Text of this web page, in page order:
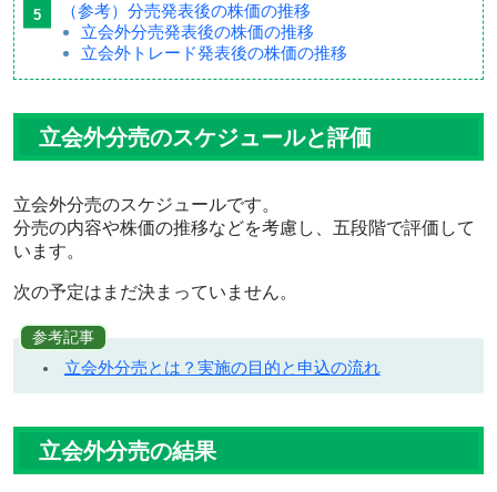
6/18 アイ・ケイ・ケイホールディングス（2198）の分売
日は6月19日、分売価格は660円、割引率は
フリークアウトHD（6094）の翌始値は516円（-
交換できるくん（7695）の立会外トレードを追記。
6/15
フリークアウトHD（6094）の分売日は6月16日、分
6/15 フリークアウトHD（6094）のコメントを更新。
6/7 フリークアウトHD（6094）の立会外トレードを追
記。
5/29
エアークローゼット（9557）の翌始値は159円
（-0.6％↓）。損益は-100円。
5/28
5/28 エアークローゼット（9557）の分売日は5月29日、
は0円。
5/26
パワーソリューションズ（4450）の翌始値は1,930円
（参考）分売発表後の株価の推移
立会外分売発表後の株価の推移
立会外トレード発表後の株価の推移
立会外分売のスケジュールと評価
立会外分売のスケジュールです。
分売の内容や株価の推移などを考慮し、五段階で評価して
います。
次の予定はまだ決まっていません。
参考記事
立会外分売とは？実施の目的と申込の流れ
立会外分売の結果